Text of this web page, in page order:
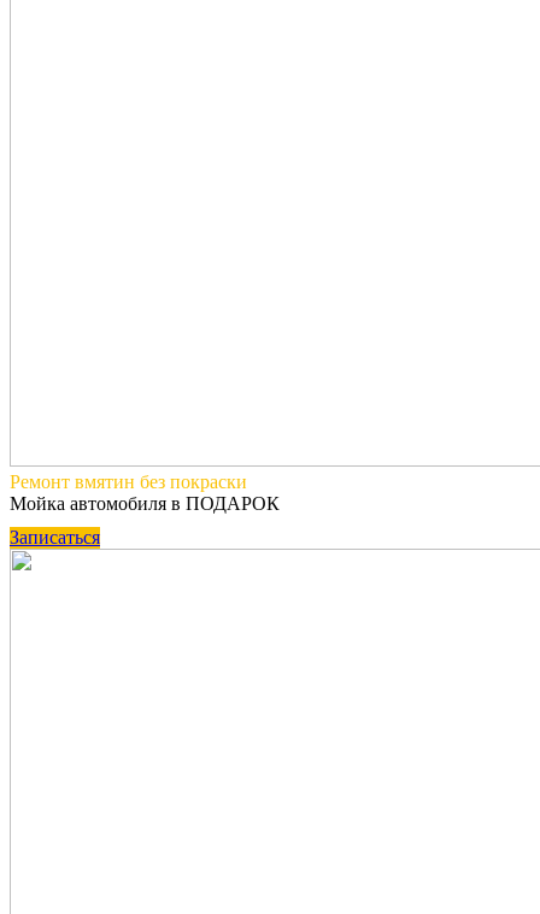
Ремонт вмятин без покраски
Мойка автомобиля в ПОДАРОК
Записаться